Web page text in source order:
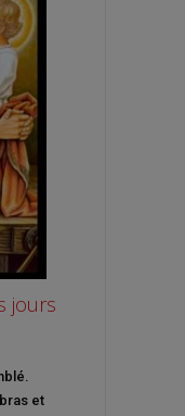
jours
et